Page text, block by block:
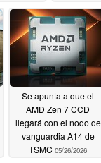
Se apunta a que el
AMD Zen 7 CCD
llegará con el nodo de
vanguardia A14 de
TSMC 05/26/2026